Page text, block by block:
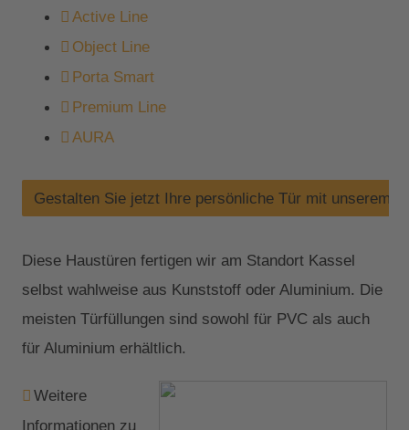
Active Line
Object Line
Porta Smart
Premium Line
AURA
Gestalten Sie jetzt Ihre persönliche Tür mit unserem
Diese Haustüren fertigen wir am Standort Kassel
selbst wahlweise aus Kunststoff oder Aluminium. Die
meisten Türfüllungen sind sowohl für PVC als auch
für Aluminium erhältlich.
Weitere
Informationen zu